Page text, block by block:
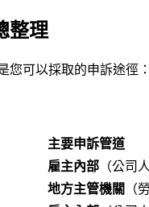
整理
您可以採取的申訴途徑：
主要申訴管道
雇主內部 （公司
地方主管機關 （